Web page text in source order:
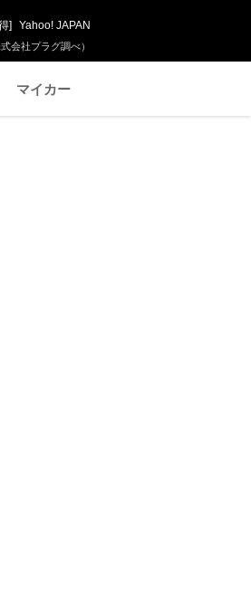
会社プラグ調べ）
] Yahoo! JAPAN
マイカー